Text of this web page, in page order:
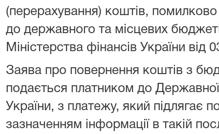
(перерахування) коштів,
до державного та місцевих
Міністерства фінансів України
Заява про повернення коштів з
подається платником до Державної
України, з платежу, який підлягає
зазначенням інформації в такій